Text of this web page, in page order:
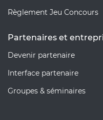
Règlement Jeu Concours
Partenaires et
Devenir partenaire
Interface partenaire
Groupes & séminaires